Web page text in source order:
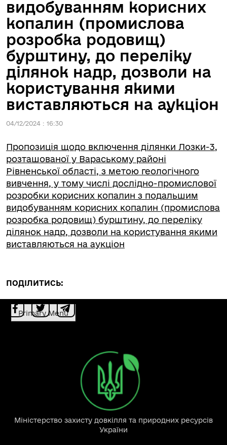
видобуванням корисних
копалин (промислова
розробка родовищ)
бурштину, до переліку
ділянок надр, дозволи на
користування якими
виставляються на аукціон
04/12/2024 : 16:30
Пропозиція щодо включення ділянки Лозки-3,
розташованої у Вараському районі
Рівненської області, з метою геологічного
вивчення, у тому числі дослідно-промислової
розробки корисних копалин з подальшим
видобуванням корисних копалин (промислова
розробка родовищ) бурштину, до переліку
ділянок надр, дозволи на користування якими
виставляються на аукціон
ПОДІЛИТИСЬ:
Primary Menu
Міністерство захисту довкілля та природних ресурсів
України